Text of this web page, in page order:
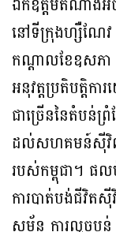
នៅទីក្រុងហ្សឺណែវ
កណ្តាលខែឧសភា
អនុវត្តប្រតិបត្តិកា
ជាច្រើននៃតំបន់ព្
ដល់សហគមន៍ស៊ីវិល
របស់កម្ពុជា។ ផល
ការបាត់បង់ជីវិត